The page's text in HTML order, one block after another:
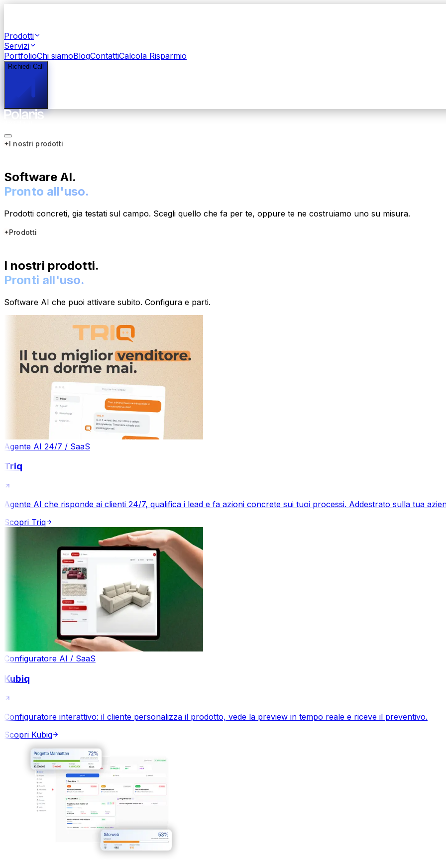
Prodotti
Servizi
PortfolioChi siamoBlogContattiCalcola Risparmio
Richiedi Call
I nostri prodotti
Software AI.
Pronto all'uso.
Prodotti concreti, gia testati sul campo. Scegli quello che fa per te, oppure te ne costruiamo uno su misura.
Prodotti
I nostri prodotti.
Pronti all'uso.
Software AI che puoi attivare subito. Configura e parti.
Agente AI 24/7 / SaaS
Triq
Agente AI che risponde ai clienti 24/7, qualifica i lead e fa azioni concrete sui tuoi processi. Addestrato sulla tua
Scopri Triq
Configuratore AI / SaaS
Kubiq
Configuratore interattivo: il cliente personalizza il prodotto, vede la preview in tempo reale e riceve il preventivo.
Scopri Kubiq